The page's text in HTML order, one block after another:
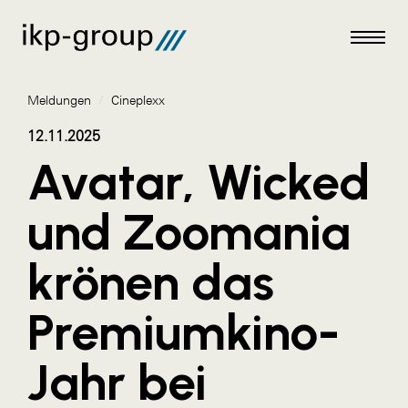
Meldungen
AKTUELLES
ACO
ALEX Krems
Amazon Web Services
Artweger
AustroCel Hallein
Meldungen / Cineplexx
12.11.2025
Avatar, Wicked
und Zoomania
krönen das
Premiumkino-
Jahr bei